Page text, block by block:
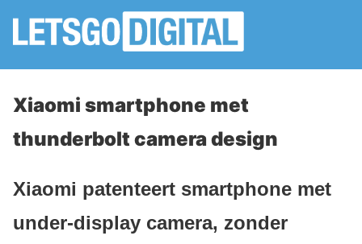
Xiaomi smartphone met
thunderbolt camera design
Xiaomi patenteert smartphone met
under-display camera, zonder